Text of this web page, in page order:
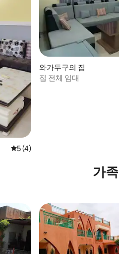
평점 5점(5점 만점), 후기 4개
5 (4)
와가두구의 집
집 전체 임대
가